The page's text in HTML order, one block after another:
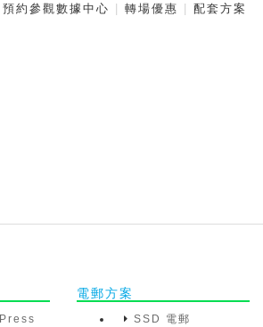
預約參觀數據中心 轉場優惠 配套方案
電郵方案
SSD 電郵